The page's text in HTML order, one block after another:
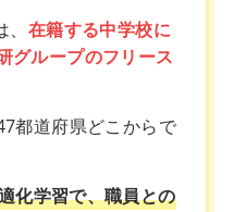
在籍する中学校に
グループのフリース
都道府県どこからで
化学習で、職員との